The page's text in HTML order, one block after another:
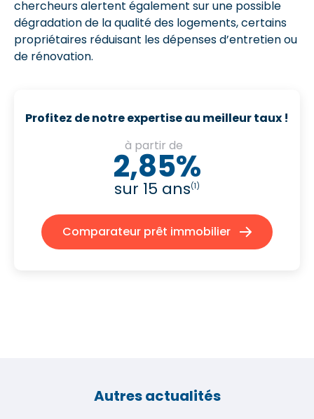
chercheurs alertent également sur une possible
dégradation de la qualité des logements, certains
propriétaires réduisant les dépenses d’entretien ou
de rénovation.
Profitez de notre expertise au meilleur taux !
à partir de
2,85%
sur 15 ans(1)
Comparateur prêt immobilier
Autres actualités